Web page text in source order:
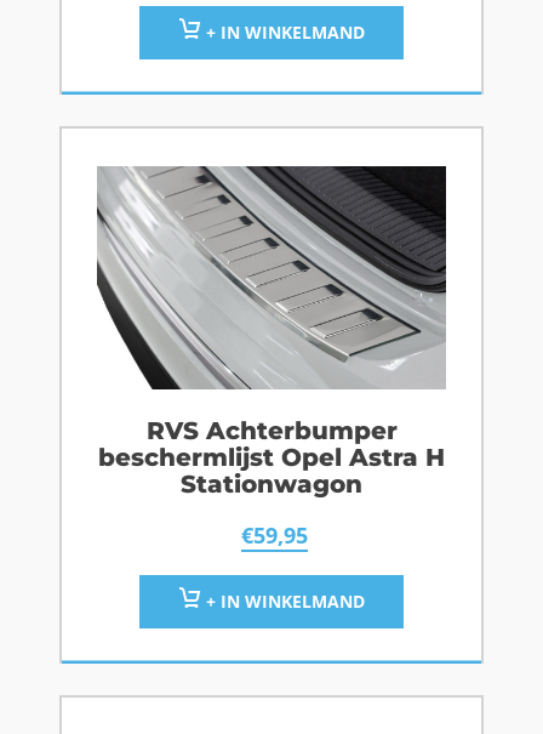
+ IN WINKELMAND
RVS Achterbumper
beschermlijst Opel Astra H
Stationwagon
€59,95
+ IN WINKELMAND